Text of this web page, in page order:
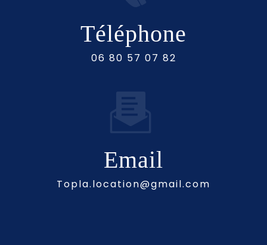
Téléphone
06 80 57 07 82
Email
topla.location@gmail.com